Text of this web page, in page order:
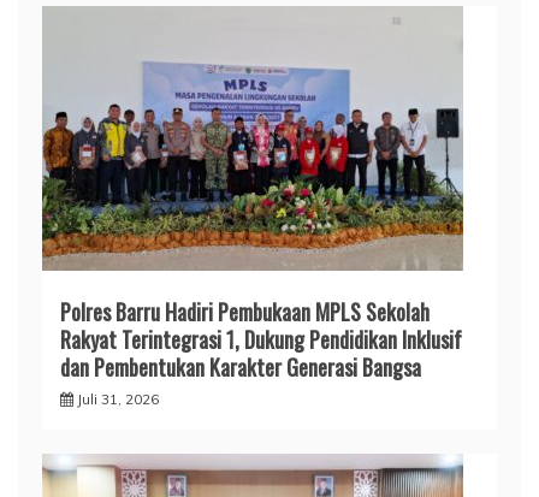
Polres Barru Hadiri Pembukaan MPLS Sekolah
Rakyat Terintegrasi 1, Dukung Pendidikan Inklusif
dan Pembentukan Karakter Generasi Bangsa
Juli 31, 2026